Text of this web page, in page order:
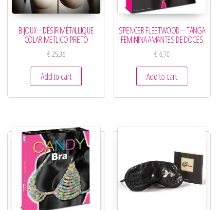
BIJOUX – DÉSIR MÉTALLIQUE
COLAR METLICO PRETO
€25,36
Add to cart
SPENCER FLEETWOOD – TANGA
FEMININA AMANTES DE DOCES
€ 6,70
Add to cart